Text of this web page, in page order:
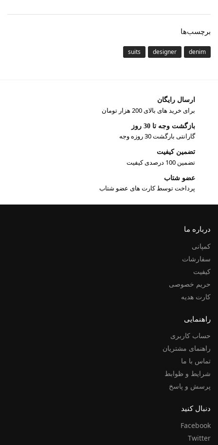
برچسب‌ها
denim
designer
suits
ارسال رایگان
برای خرید های بالای 200 هزار تومان
بازگشت وجه تا 30 روز
گارانتی بارگشت 30 روزه وجه
تضمین کیفیت
تضمین 100 درصدی کیفیت
عضو شتاب
پرداخت توسط کارت های عضو شتاب
درباره ما
کمپانی
سفارشات
کیفیت
حریم خصوصی
کارت هدیه
راهنمایی
حساب کاربری
راهنمای مشتریان
تماس با ما
شرایط و ظوابط
پرسش و پاسخ
دنبال کنید
Facebook
Twitter